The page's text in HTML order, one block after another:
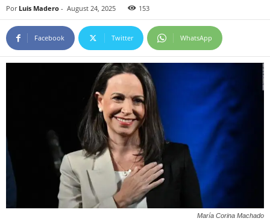
Por Luis Madero - August 24, 2025 153
Facebook Twitter WhatsApp
María Corina Machado